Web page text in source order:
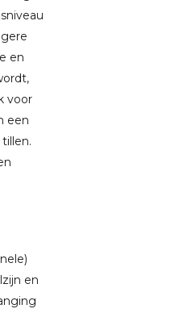
en
voor
een
en